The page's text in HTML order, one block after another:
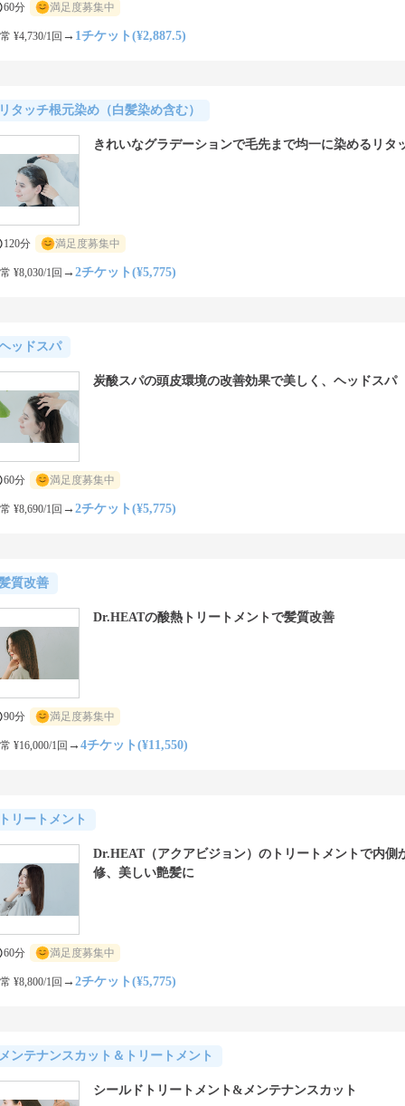
60分 満足度募集中
¥4,730/1回 → 1チケット(¥2,887.5)
タッチ根元染め（白髪染め含む）
きれいなグラデーションで毛先まで均一に染めるリタ
120分 満足度募集中
¥8,030/1回 → 2チケット(¥5,775)
ッドスパ
炭酸スパの頭皮環境の改善効果で美しく、ヘッドスパ
60分 満足度募集中
¥8,690/1回 → 2チケット(¥5,775)
質改善
Dr.HEATの酸熱トリートメントで髪質改善
90分 満足度募集中
¥16,000/1回 → 4チケット(¥11,550)
リートメント
Dr.HEAT（アクアビジョン）のトリートメントで内側
修、美しい艶髪に
60分 満足度募集中
¥8,800/1回 → 2チケット(¥5,775)
ンテナンスカット＆トリートメント
シールドトリートメント&メンテナンスカット